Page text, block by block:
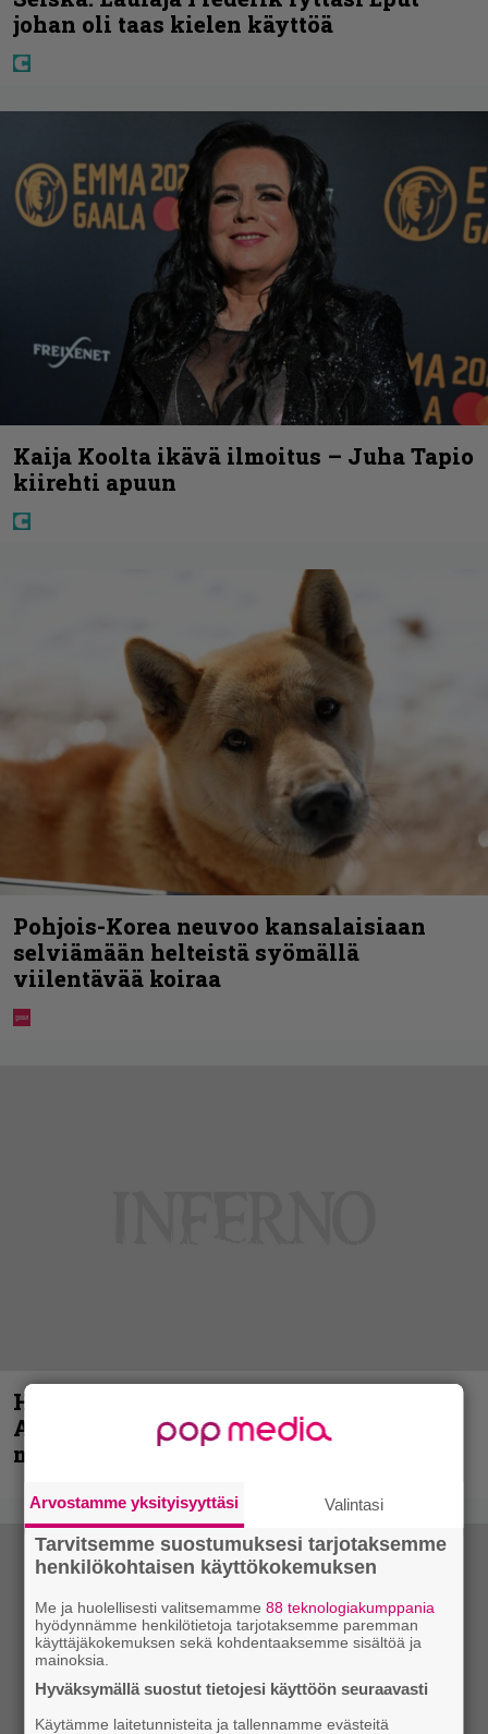
johan oli taas kielen käyttöä
Kaija Koolta ikävä ilmoitus – Juha Tapio
kiirehti apuun
Pohjois-Korea neuvoo kansalaisiaan
selviämään helteistä syömällä
viilentävää koiraa
Hellsinki Metal Festival kuvina, osa 1 –
Accept, Carcass, Black Label Society ja
muita avauspäivän esiintyjiä
Arvostamme yksityisyyttäsi Valintasi
Tarvitsemme suostumuksesi tarjotaksemme
henkilökohtaisen käyttökokemuksen
Me ja huolellisesti valitsemamme88 teknologiakumppania
hyödynnämme henkilötietoja tarjotaksemme paremman
käyttäjäkokemuksen sekä kohdentaaksemme sisältöä ja
mainoksia.
Hyväksymällä suostut tietojesi käyttöön seuraavasti
Käytämme laitetunnisteita ja tallennamme evästeitä